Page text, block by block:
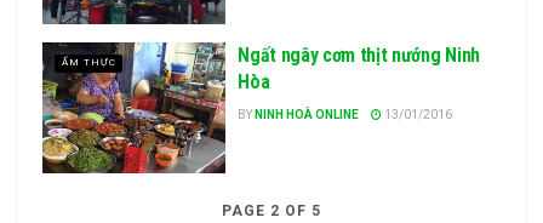
ẨM THỰC
Ngất ngây cơm thịt nướng Ninh
Hòa
BY NINH HOÀ ONLINE 13/01/2016
PAGE 2 OF 5